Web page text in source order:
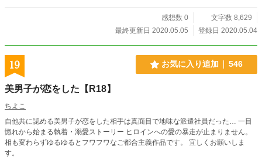
＝＝＝＝＝＝＝＝＝＝＝＝＝＝＝＝＝＝＝＝＝＝ 一応ヤリサーものなので、
乱交パーチーとかも出てくると思いますが、メインヒロイン達にはNTR防止DT
酒を飲むシーンが出てきますが、登場人物はみんな20歳以上です。 [更新情報] T
witter：@muramurapara ※更新情報はこちらをチェック！ 気軽に遊びに来てね
ー！！
感想数 0
文字数 8,629
最終更新日 2020.05.05
登録日 2020.05.04
19 お気に入り追加 546
美男子が恋をした【R18】
ちよこ
自他共に認める美男子が恋をした相手は真面目で地味な派遣社員だった… 一目
惚れから始まる執着・溺愛ストーリー ヒロインへの愛の暴走が止まりません。
相も変わらずゆるゆるとフワフワなご都合主義作品です。 宜しくお願いしま
す。